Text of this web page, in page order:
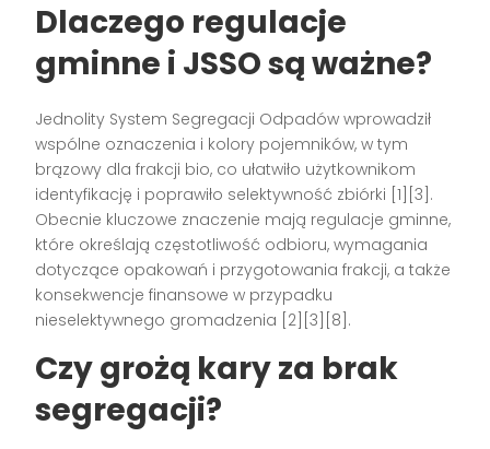
Dlaczego regulacje
gminne i JSSO są ważne?
Jednolity System Segregacji Odpadów wprowadził
wspólne oznaczenia i kolory pojemników, w tym
brązowy dla frakcji bio, co ułatwiło użytkownikom
identyfikację i poprawiło selektywność zbiórki [1][3].
Obecnie kluczowe znaczenie mają regulacje gminne,
które określają częstotliwość odbioru, wymagania
dotyczące opakowań i przygotowania frakcji, a także
konsekwencje finansowe w przypadku
nieselektywnego gromadzenia [2][3][8].
Czy grożą kary za brak
segregacji?